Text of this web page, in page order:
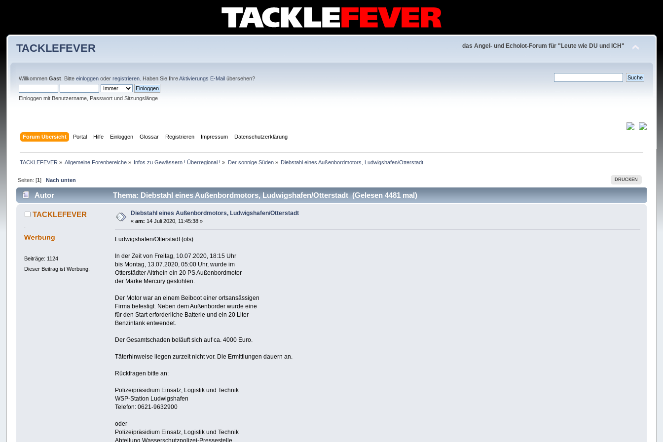
TACKLEFEVER das Angel- und Echolot-Forum für "Leute wie DU und ICH"
WillkommenGast . Bitteeinloggen oderregistrieren . Haben Sie IhreAktivierungs E-Mail übersehen?
Einloggen mit Benutzername, Passwort und Sitzungslänge
Forum Übersicht Portal Hilfe Einloggen Glossar Registrieren Impressum Datenschutzerklärung
TACKLEFEVER » Allgemeine Forenbereiche » Infos zu Gewässern ! Überregional ! » Der sonnige Süden» Diebstahl eines Außenbordmotors, Ludwigshafen/Otterstadt
DRUCKEN
Seiten: [1] Nach unten
Autor Thema: Diebstahl eines Außenbordmotors, Ludwigshafen/Otterstadt (Gelesen 4481 mal)
TACKLEFEVER
Beiträge: 1124
Dieser Beitrag ist Werbung.
Diebstahl eines Außenbordmotors, Ludwigshafen/Otterstadt
«am: 14 Juli 2020, 11:45:38 »
Ludwigshafen/Otterstadt (ots)
In der Zeit von Freitag, 10.07.2020, 18:15 Uhr
bis Montag, 13.07.2020, 05:00 Uhr, wurde im
Otterstädter Altrhein ein 20 PS Außenbordmotor
der Marke Mercury gestohlen.
Der Motor war an einem Beiboot einer ortsansässigen
Firma befestigt. Neben dem Außenborder wurde eine
für den Start erforderliche Batterie und ein 20 Liter
Benzintank entwendet.
Der Gesamtschaden beläuft sich auf ca. 4000 Euro.
Täterhinweise liegen zurzeit nicht vor. Die Ermittlungen dauern an.
Rückfragen bitte an:
Polizeipräsidium Einsatz, Logistik und Technik
WSP-Station Ludwigshafen
Telefon: 0621-9632900
oder
Polizeipräsidium Einsatz, Logistik und Technik